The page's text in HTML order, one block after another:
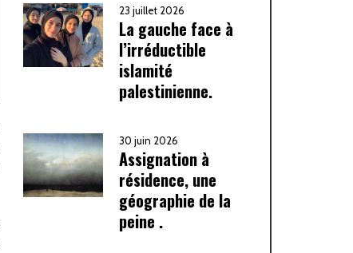
23 juillet 2026
La gauche face à
l’irréductible
islamité
palestinienne.
30 juin 2026
Assignation à
résidence, une
géographie de la
peine .